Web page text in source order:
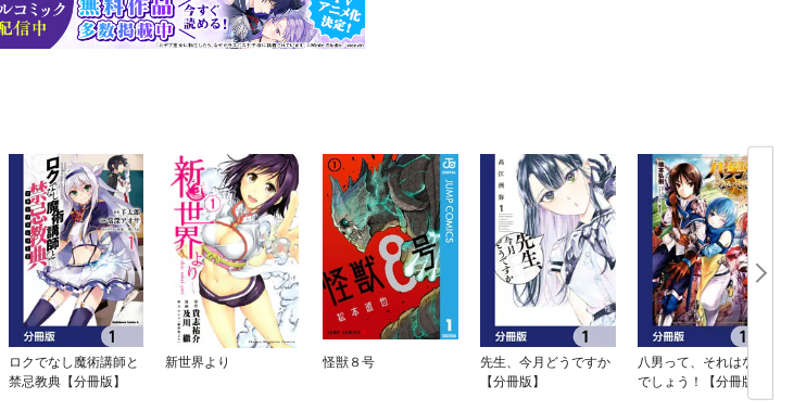
ロクでなし魔術講師と
禁忌教典【分冊版】
新世界より 怪獣８号
先生、今月どうですか
【分冊版】
八男って、それはない
でしょう！【分冊版】